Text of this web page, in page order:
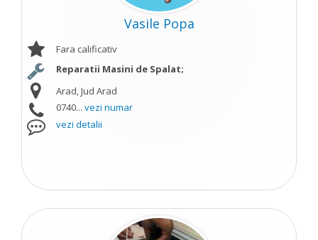
Vasile Popa
Fara calificativ
Reparatii Masini de Spalat;
Arad, Jud Arad
0740... vezi numar
vezi detalii